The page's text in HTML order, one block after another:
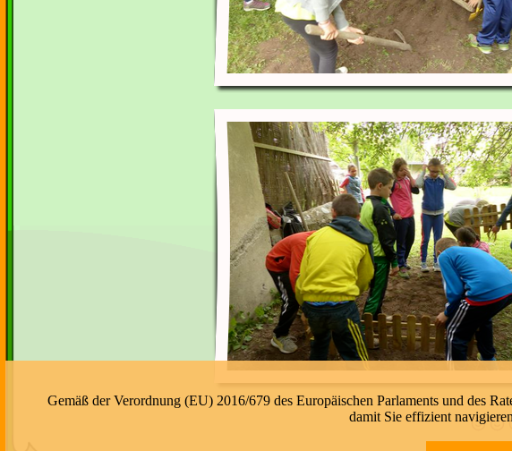
Gemäß der Verordnung (EU) 2016/679 des Europäischen Parlaments und des
damit Sie effizient